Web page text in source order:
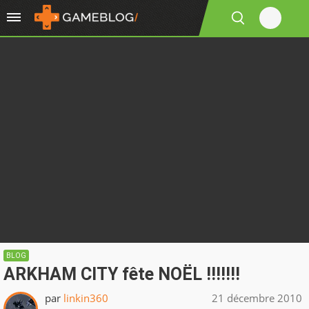
BLOG
ARKHAM CITY fête NOËL !!!!!!!
par linkin360 21 décembre 2010